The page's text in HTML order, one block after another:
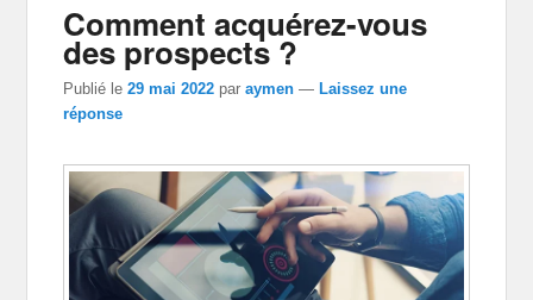
Comment acquérez-vous
des prospects ?
Publié le29 mai 2022 paraymen — Laissez une
réponse